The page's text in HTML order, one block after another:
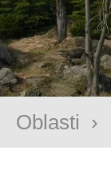
Oblasti ›